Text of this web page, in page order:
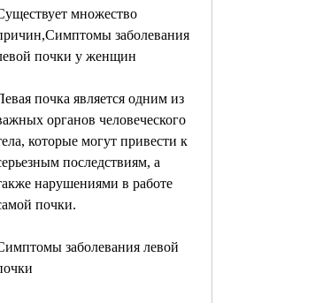
множество
заболевания
почки у женщин
почка является одним из
органов человеческого
которые могут привести к
последствиям, а
нарушениями в работе
почки.
заболевания левой